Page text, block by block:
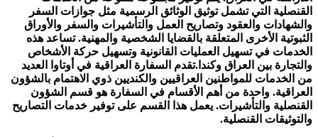
القنصلية التي تشمل توثيق الوثائق الرسمية مثل جوازات السفر
والشهادات والعقود وتصاريح العمل والتأشيرات والسفر والأوراق
الثبوتية الأخرى المتعلقة بالقضايا الشخصية والمهنية. تساعد هذه
الخدمات في تسهيل العمليات القانونية وتسهيل حركة الأشخاص
والتجارة بين العراق وكندا.تقدم السفارة العراقية في أوتاوا العديد
من الخدمات للمواطنين العراقيين والكنديين ذوي الاهتمام بالشؤون
العراقية. واحدة من أهم الأقسام في السفارة هو قسم الشؤون
القنصلية والتأشيرات. يعمل هذا القسم على توفير خدمات التصاريح
والتوثيقات القنصلية.